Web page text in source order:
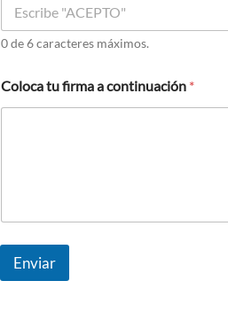
0 de 6 caracteres máximos.
Coloca tu firma a continuación *
Enviar